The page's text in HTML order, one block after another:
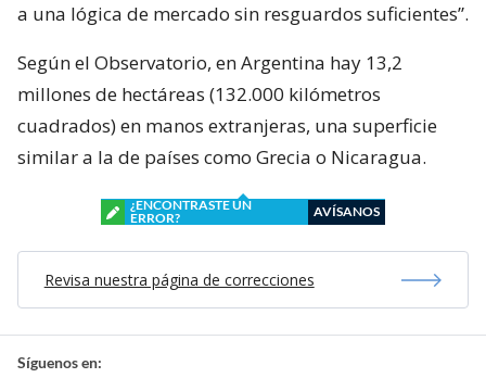
a una lógica de mercado sin resguardos suficientes”.
Según el Observatorio, en Argentina hay 13,2
millones de hectáreas (132.000 kilómetros
cuadrados) en manos extranjeras, una superficie
similar a la de países como Grecia o Nicaragua.
¿ENCONTRASTE UN
ERROR?
AVÍSANOS
Revisa nuestra página de correcciones
Síguenos en: